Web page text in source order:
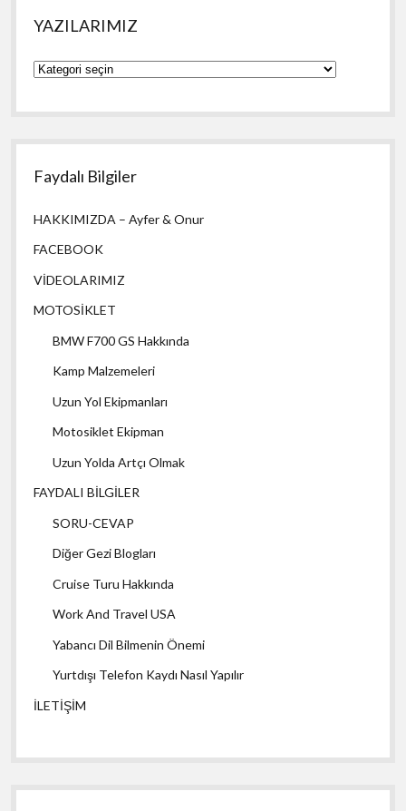
YAZILARIMIZ
YAZILARIMIZ
Faydalı Bilgiler
HAKKIMIZDA – Ayfer & Onur
FACEBOOK
VİDEOLARIMIZ
MOTOSİKLET
BMW F700 GS Hakkında
Kamp Malzemeleri
Uzun Yol Ekipmanları
Motosiklet Ekipman
Uzun Yolda Artçı Olmak
FAYDALI BİLGİLER
SORU-CEVAP
Diğer Gezi Blogları
Cruise Turu Hakkında
Work And Travel USA
Yabancı Dil Bilmenin Önemi
Yurtdışı Telefon Kaydı Nasıl Yapılır
İLETİŞİM